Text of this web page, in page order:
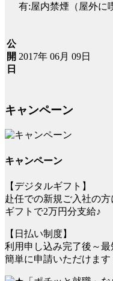
有:屋内禁煙（屋外に
公
開
日
2017年 06月 09日
キャンペーン
キャンペーン
【デジタルギフト】
赴任での新規ご入社の
ギフトで2万円分支給♪
【日払い制度】
利用申し込み完了後～
簡単に申請いただけま